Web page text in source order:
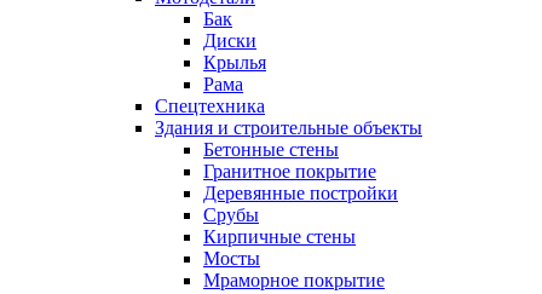
Бак
Диски
Крылья
Рама
Спецтехника
Здания и строительные объекты
Бетонные стены
Гранитное покрытие
Деревянные постройки
Срубы
Кирпичные стены
Мосты
Мраморное покрытие